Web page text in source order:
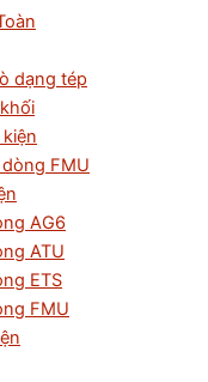
dạng tép
FMU
AG6
ATU
ETS
FMU